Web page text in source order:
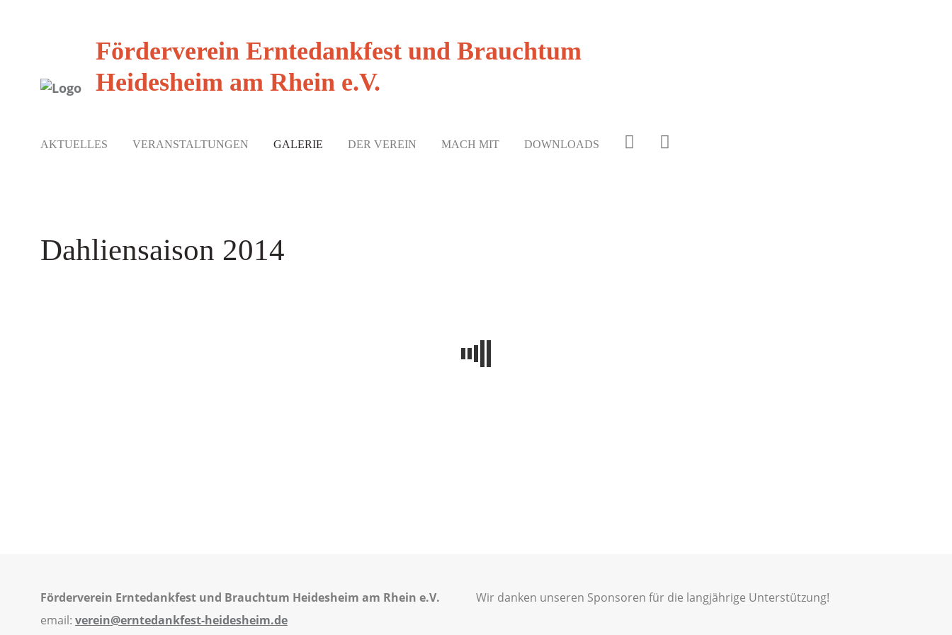
Förderverein Erntedankfest und Brauchtum
Heidesheim am Rhein e.V.
AKTUELLES VERANSTALTUNGEN GALERIE DER VEREIN MACH MIT DOWNLOADS
Dahliensaison 2014
Förderverein Erntedankfest und Brauchtum Heidesheim am Rhein e.V.
email: verein@erntedankfest-heidesheim.de
Wir danken unseren Sponsoren für die langjährige Unterstützung!